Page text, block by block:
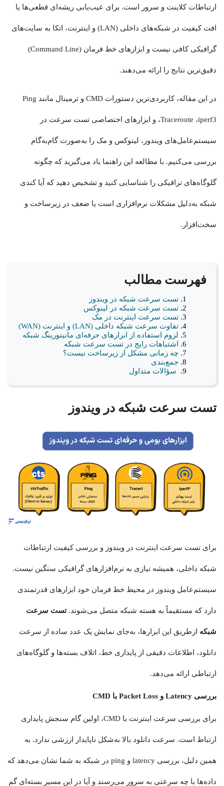
ارتباطات کلاینت و سرور است. برای عیب‌یابی ریشه‌ای قطعی‌ها یا
افت کیفیت در شبکه‌های داخلی (LAN) و اینترنت، اتکا به سایت‌های
گرافیکی کافی نیست و ابزارهای خط فرمان (Command Line)
دقیق‌ترین نتایج را ارائه می‌دهند.
در این مقاله، کاربردی‌ترین دستورات CMD و ترمینال مانند Ping
،Traceroute ،iperf3 و ابزارهای اختصاصی تست سرعت در
سیستم‌عامل‌های ویندوز، لینوکس و مک را به‌صورت گام‌به‌گام
بررسی می‌کنیم. با مطالعه این راهنما یاد می‌گیرید که چگونه
گلوگاه‌های ترافیکی را شناسایی کنید و تشخیص دهید که آیا کندی
شبکه به‌دلیل مشکلات نرم‌افزاری است یا ضعف در زیرساخت و
سخت‌افزار.
فهرست مطالب
تست سرعت شبکه در ویندوز
تست سرعت شبکه در لینوکس
تست سرعت اینترنت در مک
تفاوت سرعت شبکه داخلی (LAN) و اینترنت (WAN)
لزوم استفاده از ابزارهای حرفه‌ای مانیتورینگ شبکه
اشتباهات رایج در تست سرعت شبکه
چه زمانی مشکل از زیرساخت نیست؟
جمع‌بندی
سؤالات متداول
تست سرعت شبکه در ویندوز
برای تست سرعت اینترنت در ویندوز و بررسی کیفیت ارتباطات
شبکه داخلی، همیشه نیازی به نرم‌افزارهای گرافیکی سنگین نیست.
سیستم‌عامل ویندوز در محیط خط فرمان خود ابزارهای قدرتمندی
دارد که مستقیماً به هسته شبکه متصل می‌شوند.تست سرعت
شبکه ازطریق این ابزارها، به‌جای نمایش یک عدد ساده از سرعت
دانلود، اطلاعات دقیقی از پایداری خط، اتلاف بسته‌ها و گلوگاه‌های
ارتباطی ارائه می‌دهد.
بررسی Latency و Packet Loss با CMD
برای بررسی سرعت اینترنت با CMD، اولین گام سنجش پایداری
ارتباط است. سرعت دانلود بالا به‌شکل ناپایدار ارزشی ندارد. به
همین دلیل، بررسی latency و ping در شبکه به شما نشان می‌دهد که
داده‌ها با چه سرعتی به سرور می‌رسند و آیا در این مسیر بسته‌ای گم